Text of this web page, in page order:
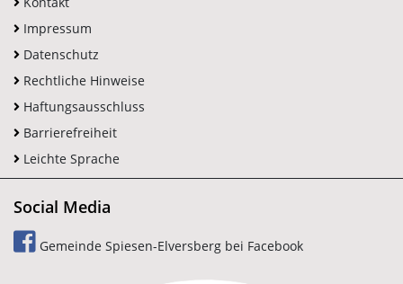
Impressum
Datenschutz
Rechtliche Hinweise
Haftungsausschluss
Barrierefreiheit
Leichte Sprache
Social Media
Gemeinde Spiesen-Elversberg bei Facebook